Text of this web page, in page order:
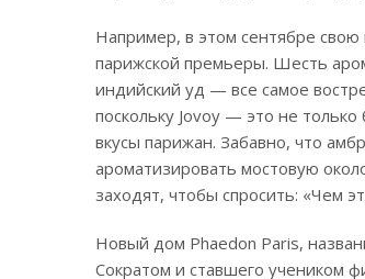
Например, в этом сентябре
парижской премьеры. Шесть
индийский уд — все самое
поскольку Jovoy — это не
вкусы парижан. Забавно, что
ароматизировать мостовую
заходят, чтобы спросить: «Чем
Новый дом Phaedon Paris,
Сократом и ставшего учеником